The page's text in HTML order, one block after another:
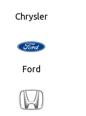
Chrysler
Ford